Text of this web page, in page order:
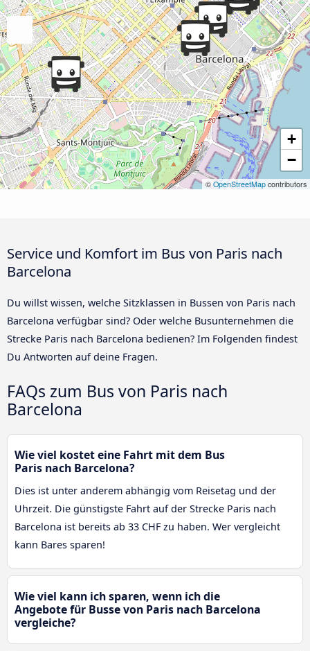
+
−
© OpenStreetMap contributors
Service und Komfort im Bus von Paris nach
Barcelona
Du willst wissen, welche Sitzklassen in Bussen von Paris nach
Barcelona verfügbar sind? Oder welche Busunternehmen die
Strecke Paris nach Barcelona bedienen? Im Folgenden findest
Du Antworten auf deine Fragen.
FAQs zum Bus von Paris nach
Barcelona
Wie viel kostet eine Fahrt mit dem Bus
Paris nach Barcelona?
Dies ist unter anderem abhängig vom Reisetag und der
Uhrzeit. Die günstigste Fahrt auf der Strecke Paris nach
Barcelona ist bereits ab 33 CHF zu haben. Wer vergleicht
kann Bares sparen!
Wie viel kann ich sparen, wenn ich die
Angebote für Busse von Paris nach Barcelona
vergleiche?